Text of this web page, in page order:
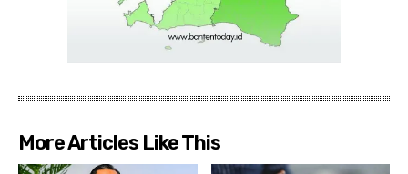
More Articles Like This